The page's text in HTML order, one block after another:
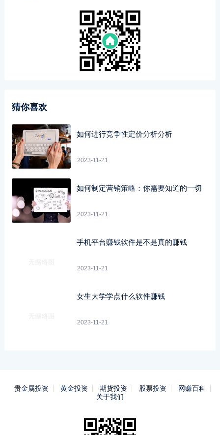
猜你喜欢
如何进行竞争性定价分析分析
2023-11-21
如何制定营销策略：你需要知道的一切
2023-11-21
手机平台赚钱软件是不是真的赚钱
2023-11-21
女生大学学点什么软件赚钱
2023-11-21
贵金属投资 黄金投资 期货投资 股票投资
网赚百科
关于我们